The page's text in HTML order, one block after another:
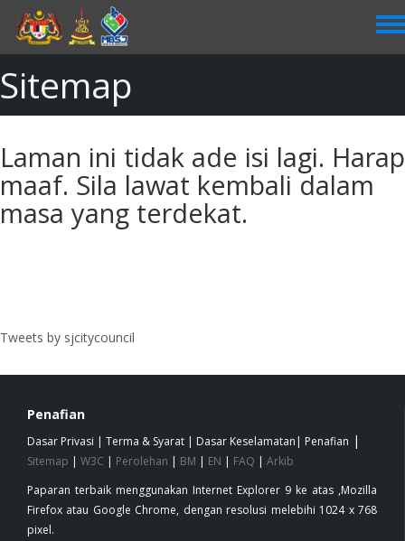
main
content
Sitemap
Laman ini tidak ade isi lagi. Harap
maaf. Sila lawat kembali dalam
masa yang terdekat.
Tweets by sjcitycouncil
Penafian
Dasar Privasi | Terma & Syarat | Dasar Keselamatan | Penafian |
Sitemap | W3C | Perolehan | BM | EN | FAQ | Arkib
Paparan terbaik menggunakan Internet Explorer 9 ke atas ,Mozilla
Firefox atau Google Chrome, dengan resolusi melebihi 1024 x 768
pixel.